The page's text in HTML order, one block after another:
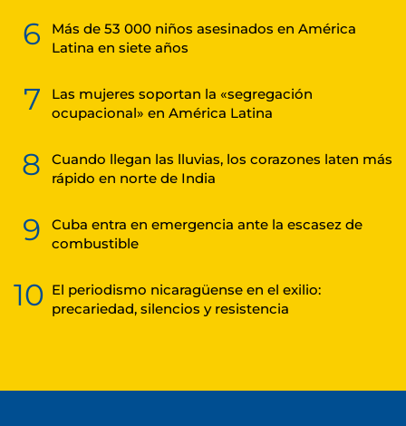
6
Más de 53 000 niños asesinados en América
Latina en siete años
7
Las mujeres soportan la «segregación
ocupacional» en América Latina
8
Cuando llegan las lluvias, los corazones laten más
rápido en norte de India
9
Cuba entra en emergencia ante la escasez de
combustible
10 El periodismo nicaragüense en el exilio:
precariedad, silencios y resistencia